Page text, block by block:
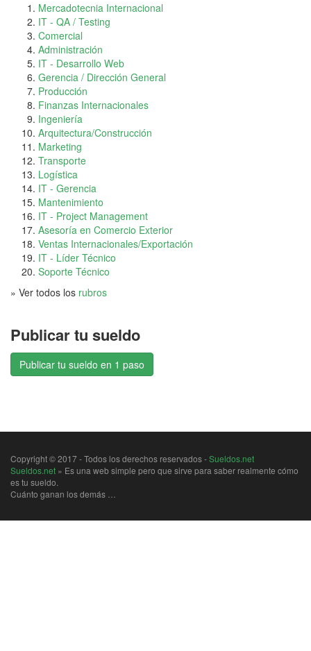
Mercadotecnia Internacional
IT - QA / Testing
Comercial
Administración
IT - Desarrollo Web
Gerencia / Dirección General
Producción
Finanzas Internacionales
Ingeniería
Arquitectura/Construcción
Marketing
Transporte
Logística
IT - Gerencia
Mantenimiento
IT - Project Management
Asesoría en Comercio Exterior
Ventas Internacionales/Exportación
IT - Líder Técnico
Soporte Técnico
» Ver todos los rubros
Publicar tu sueldo
Publicar tu sueldo en 1 paso
Copyright © 2017 - Todos los derechos reservados -Sueldos.net
Sueldos.net » Es una web simple pero que sirve para saber realmente cómo
es tu sueldo.
Cuánto ganan los demás …